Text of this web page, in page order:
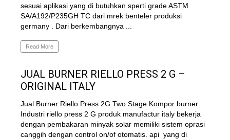
sesuai aplikasi yang di butuhkan sperti grade ASTM
SA/A192/P235GH TC dari mrek benteler produksi
germany . Dari berkembangnya ...
Read More
JUAL BURNER RIELLO PRESS 2 G –
ORIGINAL ITALY
Jual Burner Riello Press 2G Two Stage Kompor burner
Industri riello press 2 G produk manufactur italy bekerja
dengan pembakaran minyak solar memiliki sistem oprasi
canggih dengan control on/of otomatis. api yang di